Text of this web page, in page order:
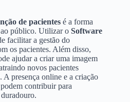
de pacientes é a forma
ao público. Utilizar o Software
facilitar a gestão do
os pacientes. Além disso,
ajudar a criar uma imagem
novos pacientes
A presença online e a criação
contribuir para